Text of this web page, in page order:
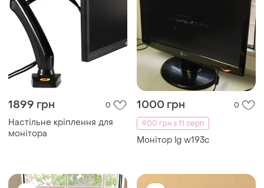
1899 грн 0
Настільне кріплення для
монітора
1000 грн
0
900 грн з 11 серп
Монітор lg w193c